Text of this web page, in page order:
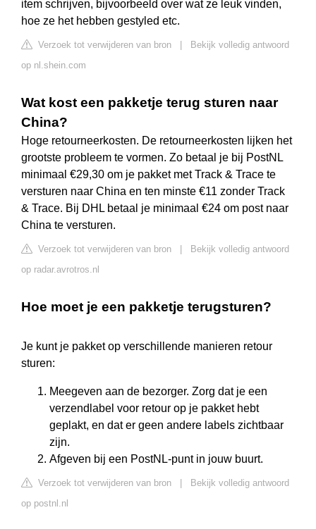
item schrijven, bijvoorbeeld over wat ze leuk vinden,
hoe ze het hebben gestyled etc.
Verzoek tot verwijderen van bron
Bekijk volledig antwoord
op nl.shein.com
Wat kost een pakketje terug sturen naar
China?
Hoge retourneerkosten. De retourneerkosten lijken het
grootste probleem te vormen. Zo betaal je bij PostNL
minimaal €29,30 om je pakket met Track & Trace te
versturen naar China en ten minste €11 zonder Track
& Trace. Bij DHL betaal je minimaal €24 om post naar
China te versturen.
Verzoek tot verwijderen van bron
Bekijk volledig antwoord
op radar.avrotros.nl
Hoe moet je een pakketje terugsturen?
Je kunt je pakket op verschillende manieren retour
sturen:
Meegeven aan de bezorger. Zorg dat je een
verzendlabel voor retour op je pakket hebt
geplakt, en dat er geen andere labels zichtbaar
zijn.
Afgeven bij een PostNL-punt in jouw buurt.
Verzoek tot verwijderen van bron
Bekijk volledig antwoord
op postnl.nl